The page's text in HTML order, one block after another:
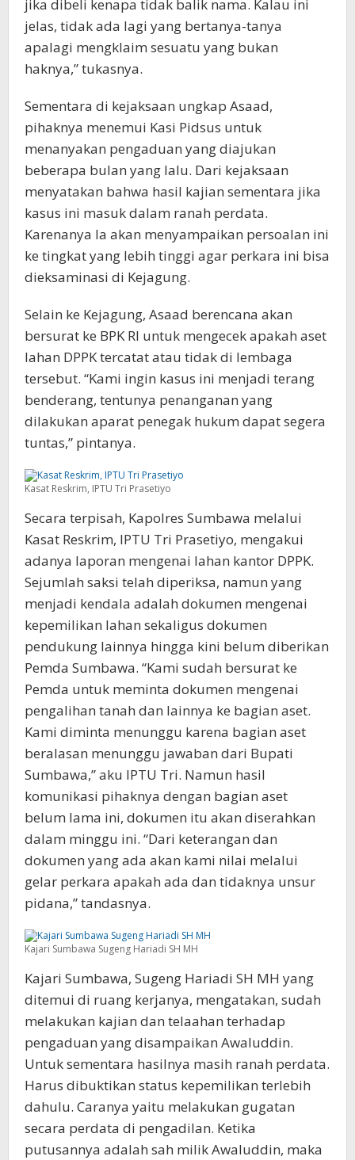
jika dibeli kenapa tidak balik nama. Kalau ini
jelas, tidak ada lagi yang bertanya-tanya
apalagi mengklaim sesuatu yang bukan
haknya,” tukasnya.
Sementara di kejaksaan ungkap Asaad,
pihaknya menemui Kasi Pidsus untuk
menanyakan pengaduan yang diajukan
beberapa bulan yang lalu. Dari kejaksaan
menyatakan bahwa hasil kajian sementara jika
kasus ini masuk dalam ranah perdata.
Karenanya Ia akan menyampaikan persoalan ini
ke tingkat yang lebih tinggi agar perkara ini bisa
dieksaminasi di Kejagung.
Selain ke Kejagung, Asaad berencana akan
bersurat ke BPK RI untuk mengecek apakah aset
lahan DPPK tercatat atau tidak di lembaga
tersebut. “Kami ingin kasus ini menjadi terang
benderang, tentunya penanganan yang
dilakukan aparat penegak hukum dapat segera
tuntas,” pintanya.
Kasat Reskrim, IPTU Tri Prasetiyo
Secara terpisah, Kapolres Sumbawa melalui
Kasat Reskrim, IPTU Tri Prasetiyo, mengakui
adanya laporan mengenai lahan kantor DPPK.
Sejumlah saksi telah diperiksa, namun yang
menjadi kendala adalah dokumen mengenai
kepemilikan lahan sekaligus dokumen
pendukung lainnya hingga kini belum diberikan
Pemda Sumbawa. “Kami sudah bersurat ke
Pemda untuk meminta dokumen mengenai
pengalihan tanah dan lainnya ke bagian aset.
Kami diminta menunggu karena bagian aset
beralasan menunggu jawaban dari Bupati
Sumbawa,” aku IPTU Tri. Namun hasil
komunikasi pihaknya dengan bagian aset
belum lama ini, dokumen itu akan diserahkan
dalam minggu ini. “Dari keterangan dan
dokumen yang ada akan kami nilai melalui
gelar perkara apakah ada dan tidaknya unsur
pidana,” tandasnya.
Kajari Sumbawa Sugeng Hariadi SH MH
Kajari Sumbawa, Sugeng Hariadi SH MH yang
ditemui di ruang kerjanya, mengatakan, sudah
melakukan kajian dan telaahan terhadap
pengaduan yang disampaikan Awaluddin.
Untuk sementara hasilnya masih ranah perdata.
Harus dibuktikan status kepemilikan terlebih
dahulu. Caranya yaitu melakukan gugatan
secara perdata di pengadilan. Ketika
putusannya adalah sah milik Awaluddin, maka